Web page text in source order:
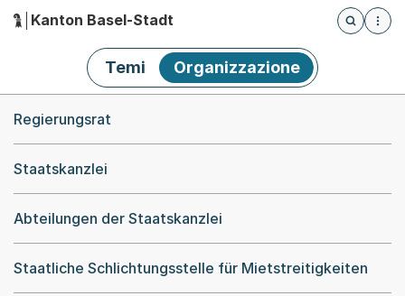
Hauptnavigation
Kanton Basel-Stadt
Öffnet
Temi Organizzazione
Regierungsrat
Staatskanzlei
Abteilungen der Staatskanzlei
Staatliche Schlichtungsstelle für Mietstreitigkeiten